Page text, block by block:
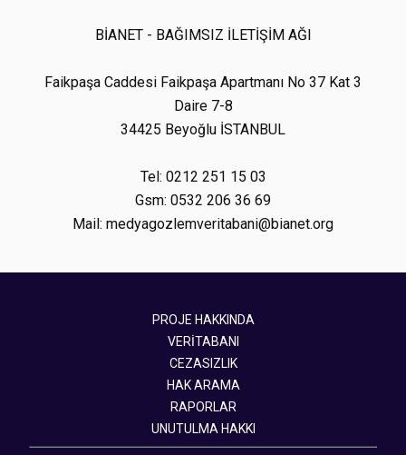
BİANET - BAĞIMSIZ İLETİŞİM AĞI
Faikpaşa Caddesi Faikpaşa Apartmanı No 37 Kat 3
Daire 7-8
34425 Beyoğlu İSTANBUL
Tel: 0212 251 15 03
Gsm: 0532 206 36 69
Mail: medyagozlemveritabani@bianet.org
PROJE HAKKINDA
VERİTABANI
CEZASIZLIK
HAK ARAMA
RAPORLAR
UNUTULMA HAKKI